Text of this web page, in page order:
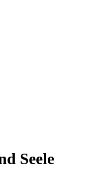
Seele